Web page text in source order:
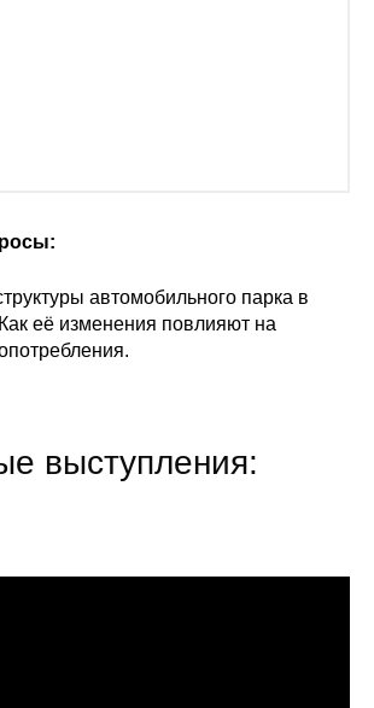
автомобильного парка в
её изменения повлияют на
выступления: